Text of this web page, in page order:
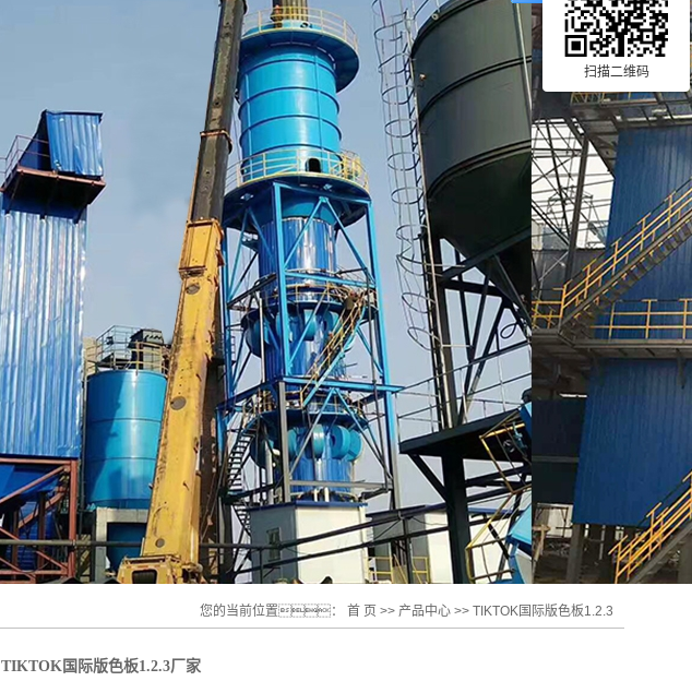
您的当前位置： 首 页 >> 产品中心 >> TIKTOK国际版色板1.2.3
TIKTOK国际版色板1.2.3厂家
扫描二维码